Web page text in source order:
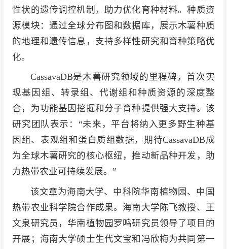
性状的遗传调控机制，助力优化育种材料。种质资
源模块：通过全球分布图和数据库，展示木薯种质
的地理和遗传信息，支持多样性研究和育种策略优
化。
CassavaDB是木薯研究领域的里程碑，首次实
现基因组、转录组、代谢组和种质资源的深度整
合，为功能基因挖掘和分子育种提供强大支持。该
研究团队表示：“未来，平台将纳入更多野生种基
因组、表观组和蛋白质组数据，期待CassavaDB成
为全球木薯研究的核心枢纽，推动新品种开发，助
力热带农业可持续发展。”
该文章为海南大学、中科院华南植物园、中国
热带农业科学院合作成果。海南大学陈飞教授、王
文泉研究员，华南植物园罗鸣研究员领导了项目的
开展；海南大学硕士生代文宝和冯欣梅为共同第一